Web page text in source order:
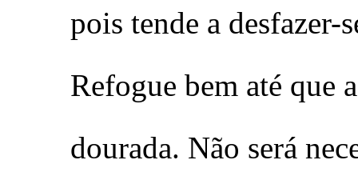
pois tende a desfazer-
Refogue bem até que
dourada. Não será